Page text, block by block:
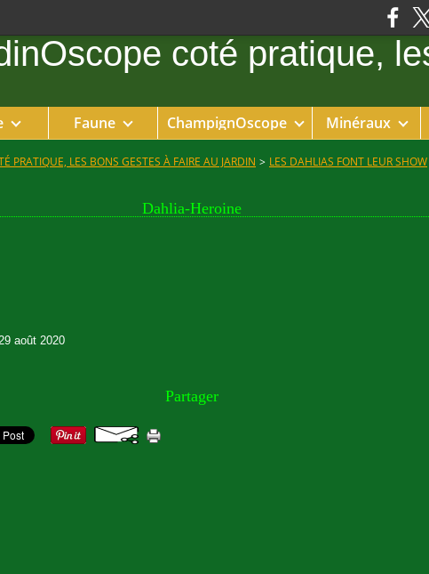
Faune ChampignOscope Minéraux
PRATIQUE, LES BONS GESTES À FAIRE AU JARDIN > LES DAHLIAS FONT LEUR SHOW
Dahlia-Heroine
août 2020
Partager